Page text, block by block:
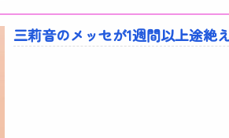
三莉音のメッセが1週間以上途絶